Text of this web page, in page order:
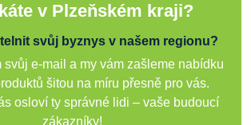
v Plzeňském kraji?
svůj byznys v našem regionu?
svůj e-mail a my vám zašleme nabídku
šitou na míru přesně pro vás.
osloví ty správné lidi – vaše budoucí
zákazníky!